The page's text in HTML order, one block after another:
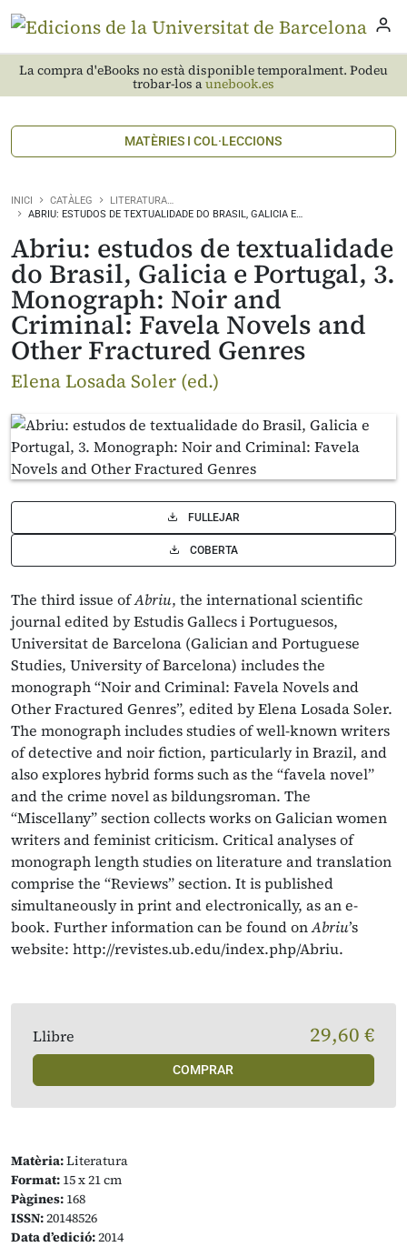
La compra d'eBooks no està disponible temporalment. Podeu
trobar-los aunebook.es
MATÈRIES I COL·LECCIONS
INICI CATÀLEG
LITERATURA…
ABRIU: ESTUDOS DE TEXTUALIDADE DO BRASIL, GALICIA E…
Abriu: estudos de textualidade
do Brasil, Galicia e Portugal, 3.
Monograph: Noir and
Criminal: Favela Novels and
Other Fractured Genres
Elena Losada Soler (ed.)
FULLEJAR
COBERTA
The third issue ofAbriu, the international scientific
journal edited by Estudis Gallecs i Portuguesos,
Universitat de Barcelona (Galician and Portuguese
Studies, University of Barcelona) includes the
monograph “Noir and Criminal: Favela Novels and
Other Fractured Genres”, edited by Elena Losada Soler.
The monograph includes studies of well-known writers
of detective and noir fiction, particularly in Brazil, and
also explores hybrid forms such as the “favela novel”
and the crime novel as bildungsroman. The
“Miscellany” section collects works on Galician women
writers and feminist criticism. Critical analyses of
monograph length studies on literature and translation
comprise the “Reviews” section. It is published
simultaneously in print and electronically, as an e-
book. Further information can be found onAbriu’s
website: http://revistes.ub.edu/index.php/Abriu.
Matèria:Literatura
Format: 15 x 21 cm
Pàgines: 168
ISSN:20148526
Data d’edició:2014
Llibre 29,60 €
COMPRAR